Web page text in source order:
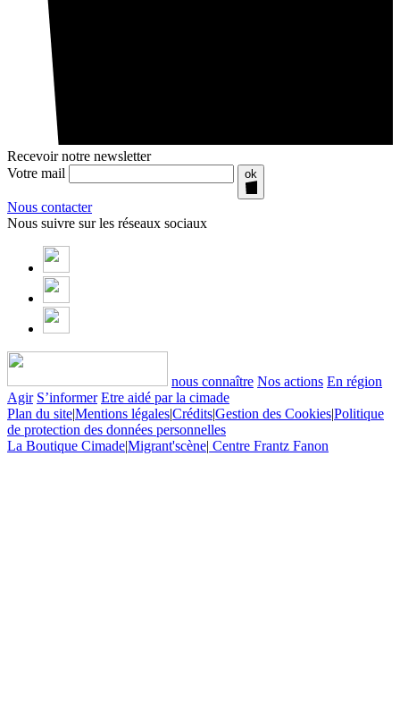
Recevoir notre newsletter
Votre mail
ok
Nous contacter
Nous suivre sur les réseaux sociaux
nous connaître Nos actions En région
Agir S’informer Etre aidé par la cimade
Plan du site|Mentions légales|Crédits|Gestion des Cookies|Politique
de protection des données personnelles
La Boutique Cimade|Migrant'scène| Centre Frantz Fanon